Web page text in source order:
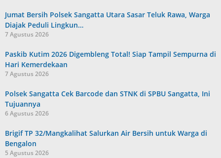
Jumat Bersih Polsek Sangatta Utara Sasar Teluk Rawa, Warga
Diajak Peduli Lingkun…
7 Agustus 2026
Paskib Kutim 2026 Digembleng Total! Siap Tampil Sempurna di
Hari Kemerdekaan
7 Agustus 2026
Polsek Sangatta Cek Barcode dan STNK di SPBU Sangatta, Ini
Tujuannya
6 Agustus 2026
Brigif TP 32/Mangkalihat Salurkan Air Bersih untuk Warga di
Bengalon
5 Agustus 2026